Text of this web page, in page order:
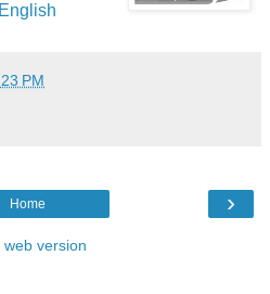
English
PM
›
Home
web version